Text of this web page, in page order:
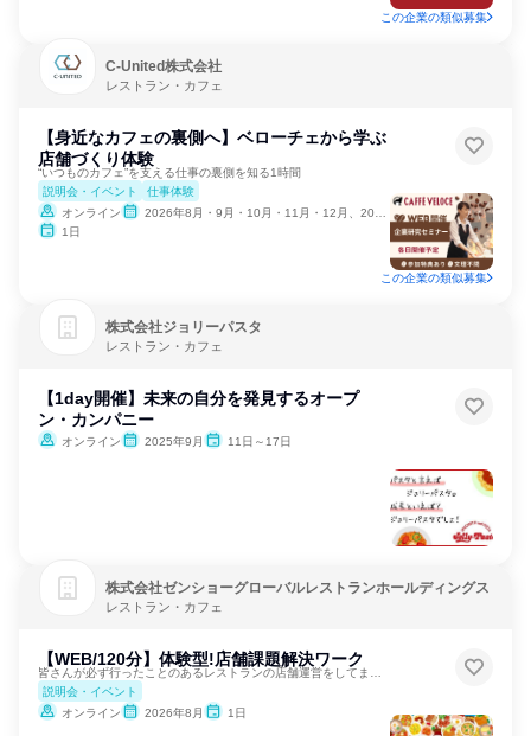
この企業の類似募集
C-United株式会社
レストラン・カフェ
【身近なカフェの裏側へ】ベローチェから学ぶ
店舗づくり体験
“いつものカフェ”を支える仕事の裏側を知る1時間
説明会・イベント
仕事体験
オンライン
2026年8月・9月・10月・11月・12月、2027年1月・2月
1日
この企業の類似募集
株式会社ジョリーパスタ
レストラン・カフェ
【1day開催】未来の自分を発見するオープ
ン・カンパニー
オンライン 2025年9月 11日～17日
株式会社ゼンショーグローバルレストランホールディングス
レストラン・カフェ
【WEB/120分】体験型!店舗課題解決ワーク
説明会・イベント
オンライン
2026年8月 1日